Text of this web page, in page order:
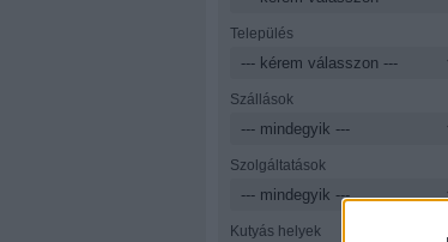
Település
Szállások
Szolgáltatások
Kutyás helyek